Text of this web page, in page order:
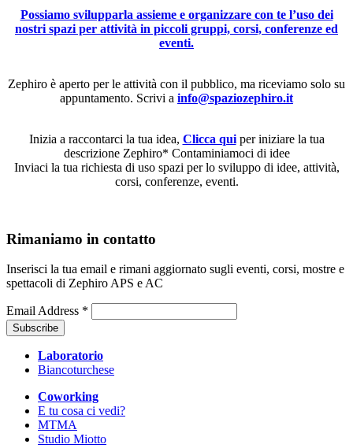
Possiamo svilupparla assieme e organizzare con te l’uso dei
nostri spazi per attività in piccoli gruppi, corsi, conferenze ed
eventi.
Zephiro è aperto per le attività con il pubblico, ma riceviamo solo su
appuntamento. Scrivi a info@spaziozephiro.it
Inizia a raccontarci la tua idea, Clicca quiper iniziare la tua
descrizione Zephiro* Contaminiamoci di idee
Inviaci la tua richiesta di uso spazi per lo sviluppo di idee, attività,
corsi, conferenze, eventi.
Rimaniamo in contatto
Inserisci la tua email e rimani aggiornato sugli eventi, corsi, mostre e
spettacoli di Zephiro APS e AC
Email Address *
Laboratorio
Biancoturchese
Coworking
E tu cosa ci vedi?
MTMA
Studio Miotto